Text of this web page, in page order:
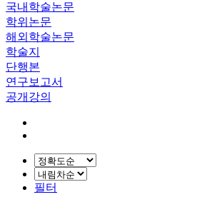
국내학술논문
학위논문
해외학술논문
학술지
단행본
연구보고서
공개강의
필터